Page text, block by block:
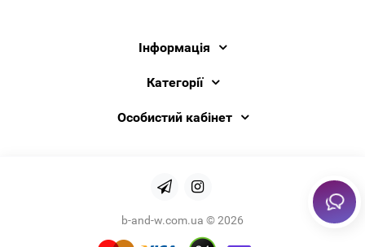
Інформація
Категорії
Особистий кабінет
b-and-w.com.ua © 2026